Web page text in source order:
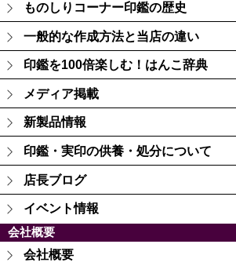
ものしりコーナー印鑑の歴史
一般的な作成方法と当店の違い
印鑑を100倍楽しむ！はんこ辞典
メディア掲載
新製品情報
印鑑・実印の供養・処分について
店長ブログ
イベント情報
会社概要
会社概要